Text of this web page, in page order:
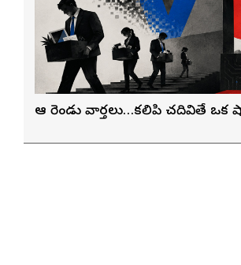
ఆ రెండు వార్తలు…కలిపి చదివితే ఒక